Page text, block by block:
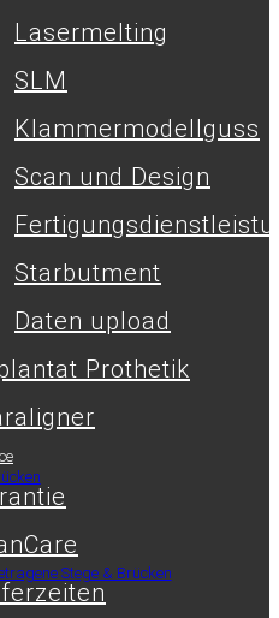
Stege & Brücken
Lasermelting
SLM
Klammermodellguss
Scan und Design
Starbutment
Daten upload
Prothetik